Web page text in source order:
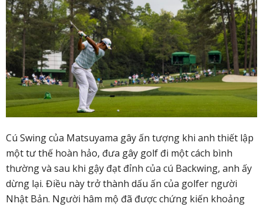
Cú Swing của Matsuyama gây ấn tượng khi anh thiết lập
một tư thế hoàn hảo, đưa gây golf đi một cách bình
thường và sau khi gậy đạt đỉnh của cú Backwing, anh ấy
dừng lại. Điều này trở thành dấu ấn của golfer người
Nhật Bản. Người hâm mộ đã được chứng kiến khoảng